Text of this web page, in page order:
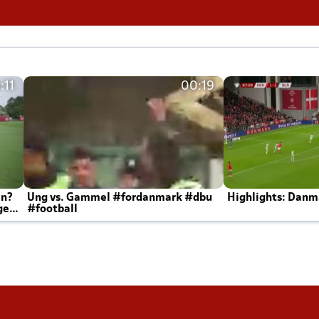
00:19
Ung vs. Gammel #fordanmark #dbu
#football
Highlights: